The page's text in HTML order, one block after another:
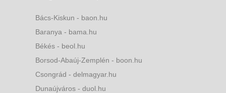
Bács-Kiskun - baon.hu
Baranya - bama.hu
Békés - beol.hu
Borsod-Abaúj-Zemplén - boon.hu
Csongrád - delmagyar.hu
Dunaújváros - duol.hu